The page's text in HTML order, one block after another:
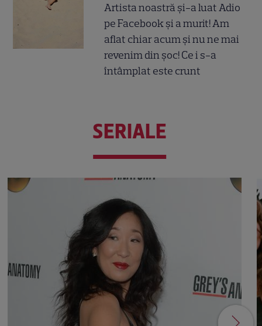
Artista noastră și-a luat Adio
pe Facebook și a murit! Am
aflat chiar acum și nu ne mai
revenim din șoc! Ce i s-a
întâmplat este crunt
SERIALE